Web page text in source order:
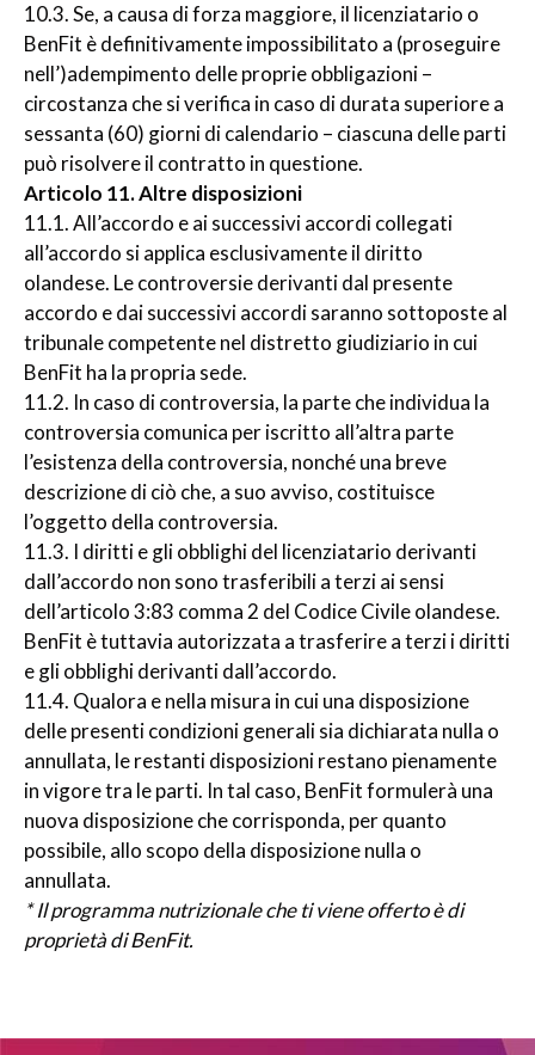
10.3. Se, a causa di forza maggiore, il licenziatario o
BenFit è definitivamente impossibilitato a (proseguire
nell’)adempimento delle proprie obbligazioni –
circostanza che si verifica in caso di durata superiore a
sessanta (60) giorni di calendario – ciascuna delle parti
può risolvere il contratto in questione.
Articolo 11. Altre disposizioni
11.1. All’accordo e ai successivi accordi collegati
all’accordo si applica esclusivamente il diritto
olandese. Le controversie derivanti dal presente
accordo e dai successivi accordi saranno sottoposte al
tribunale competente nel distretto giudiziario in cui
BenFit ha la propria sede.
11.2. In caso di controversia, la parte che individua la
controversia comunica per iscritto all’altra parte
l’esistenza della controversia, nonché una breve
descrizione di ciò che, a suo avviso, costituisce
l’oggetto della controversia.
11.3. I diritti e gli obblighi del licenziatario derivanti
dall’accordo non sono trasferibili a terzi ai sensi
dell’articolo 3:83 comma 2 del Codice Civile olandese.
BenFit è tuttavia autorizzata a trasferire a terzi i diritti
e gli obblighi derivanti dall’accordo.
11.4. Qualora e nella misura in cui una disposizione
delle presenti condizioni generali sia dichiarata nulla o
annullata, le restanti disposizioni restano pienamente
in vigore tra le parti. In tal caso, BenFit formulerà una
nuova disposizione che corrisponda, per quanto
possibile, allo scopo della disposizione nulla o
annullata.
* Il programma nutrizionale che ti viene offerto è di
proprietà di BenFit.